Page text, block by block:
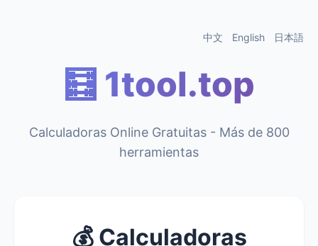
中文 English 日本語
🧮 1tool.top
Calculadoras Online Gratuitas - Más de 800
herramientas
💰 Calculadoras